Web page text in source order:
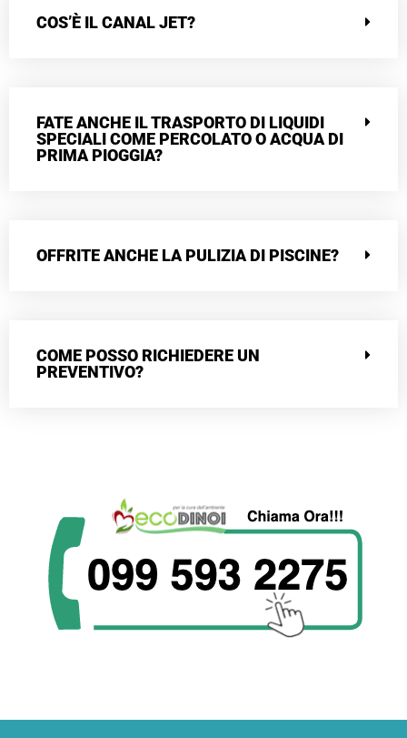
COS’È IL CANAL JET?
FATE ANCHE IL TRASPORTO DI LIQUIDI
SPECIALI COME PERCOLATO O ACQUA DI
PRIMA PIOGGIA?
OFFRITE ANCHE LA PULIZIA DI PISCINE?
COME POSSO RICHIEDERE UN
PREVENTIVO?